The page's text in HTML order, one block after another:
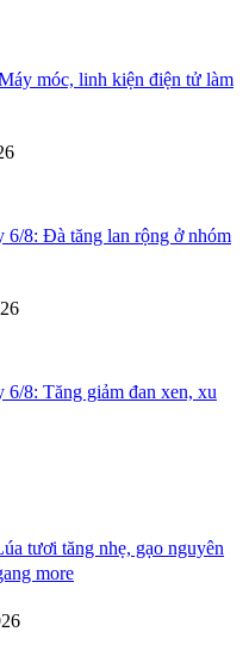
móc, linh kiện điện tử làm
6/8: Đà tăng lan rộng ở nhóm
8: Tăng giảm đan xen, xu
tươi tăng nhẹ, gạo nguyên
more